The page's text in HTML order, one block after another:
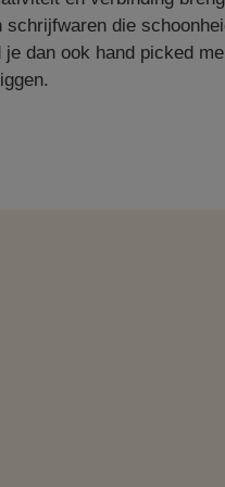
die
dan ook hand picked